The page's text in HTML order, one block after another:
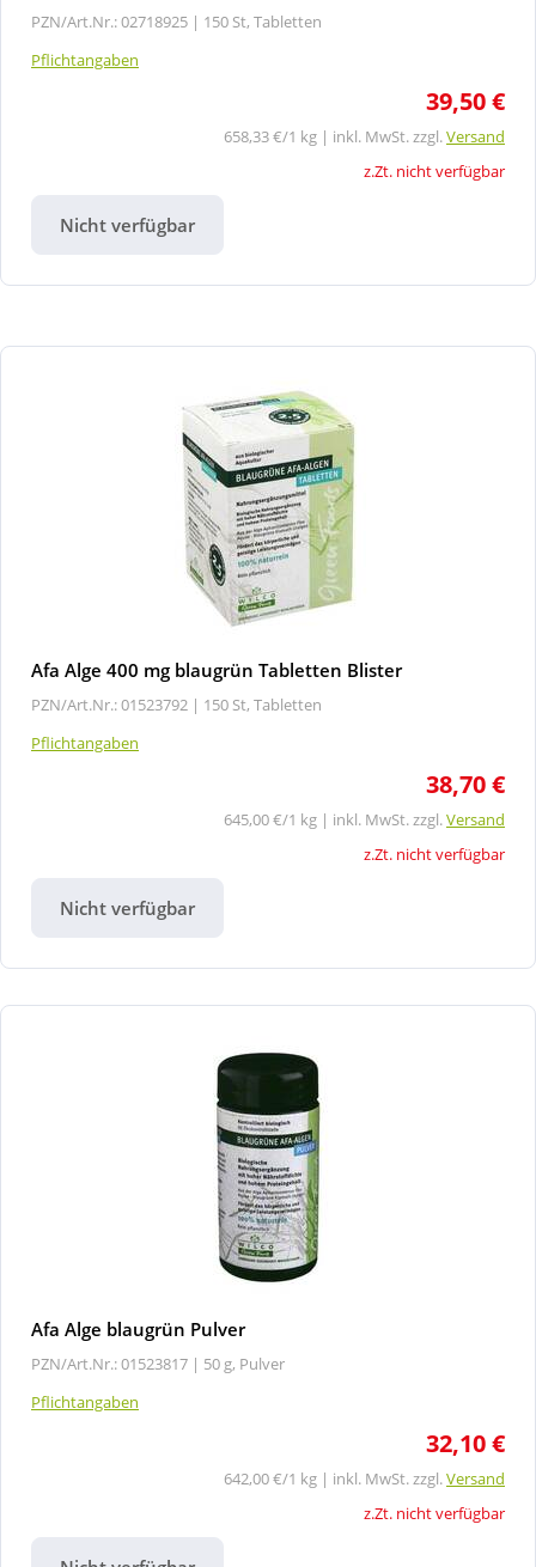
PZN/Art.Nr.: 02718925 | 150 St, Tabletten
Pflichtangaben
39,50 €
658,33 €/1 kg | inkl. MwSt. zzgl.Versand
z.Zt. nicht verfügbar
Nicht verfügbar
Afa Alge 400 mg blaugrün Tabletten Blister
PZN/Art.Nr.: 01523792 | 150 St, Tabletten
Pflichtangaben
38,70 €
645,00 €/1 kg | inkl. MwSt. zzgl.Versand
z.Zt. nicht verfügbar
Nicht verfügbar
Afa Alge blaugrün Pulver
PZN/Art.Nr.: 01523817 | 50 g, Pulver
Pflichtangaben
32,10 €
642,00 €/1 kg | inkl. MwSt. zzgl.Versand
z.Zt. nicht verfügbar